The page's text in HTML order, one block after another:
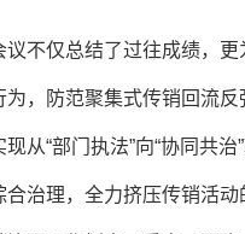
议不仅总结了过往成绩，
为，防范聚集式传销回流
从“部门执法”向“协同共
合治理，全力挤压传销活